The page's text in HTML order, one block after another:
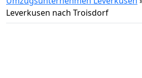
Leverkusen nach Troisdorf